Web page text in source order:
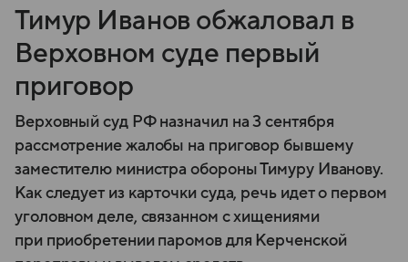
Тимур Иванов обжаловал в
Верховном суде первый
приговор
Верховный суд РФ назначил на 3 сентября
рассмотрение жалобы на приговор бывшему
заместителю министра обороны Тимуру Иванову.
Как следует из карточки суда, речь идет о первом
уголовном деле, связанном с хищениями
при приобретении паромов для Керченской